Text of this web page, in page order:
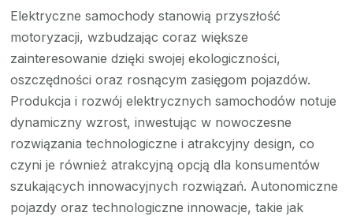
Elektryczne samochody stanowią przyszłość
motoryzacji, wzbudzając coraz większe
zainteresowanie dzięki swojej ekologiczności,
oszczędności oraz rosnącym zasięgom pojazdów.
Produkcja i rozwój elektrycznych samochodów notuje
dynamiczny wzrost, inwestując w nowoczesne
rozwiązania technologiczne i atrakcyjny design, co
czyni je również atrakcyjną opcją dla konsumentów
szukających innowacyjnych rozwiązań. Autonomiczne
pojazdy oraz technologiczne innowacje, takie jak